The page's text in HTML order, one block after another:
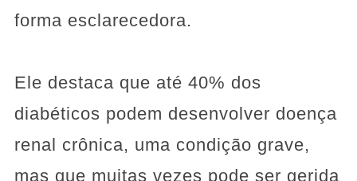
forma esclarecedora.
Ele destaca que até 40% dos
diabéticos podem desenvolver doença
renal crônica, uma condição grave,
mas que muitas vezes pode ser gerida